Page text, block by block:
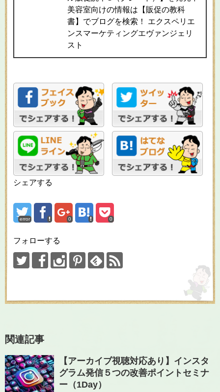
美容室向けの情報は【販促の教科
書】でブログを検索！ エクスペリエ
ンスマーケティングエヴァンジェリ
スト
シェアする
error 0 0
フォローする
関連記事
【アーカイブ視聴対応あり】インスタ
グラム発信５つの改善ポイントセミナ
ー（1Day）